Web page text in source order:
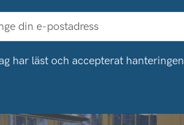
har läst och accepterat